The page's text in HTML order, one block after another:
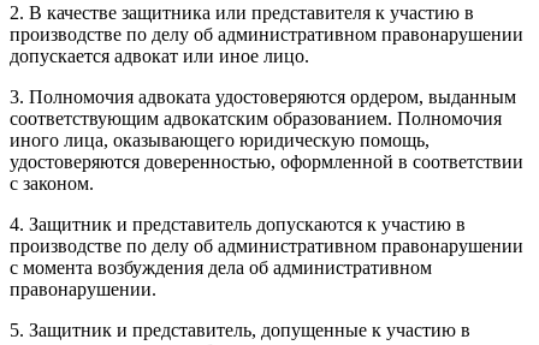
2. В качестве защитника или представителя к участию в
производстве по делу об административном правонарушении
допускается адвокат или иное лицо.
3. Полномочия адвоката удостоверяются ордером, выданным
соответствующим адвокатским образованием. Полномочия
иного лица, оказывающего юридическую помощь,
удостоверяются доверенностью, оформленной в соответствии
с законом.
4. Защитник и представитель допускаются к участию в
производстве по делу об административном правонарушении
с момента возбуждения дела об административном
правонарушении.
5. Защитник и представитель, допущенные к участию в